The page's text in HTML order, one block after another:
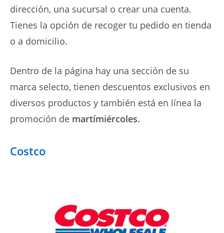
dirección, una sucursal o crear una cuenta.
Tienes la opción de recoger tu pedido en tienda
o a domicilio.
Dentro de la página hay una sección de su
marca selecto, tienen descuentos exclusivos en
diversos productos y también está en línea la
promoción de martímiércoles.
Costco